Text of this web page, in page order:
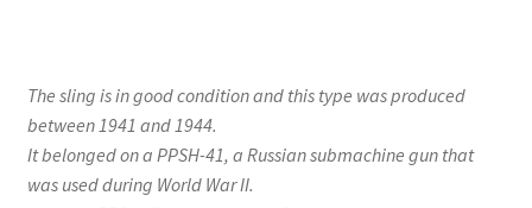
The sling is in good condition and this type was produced
between 1941 and 1944.
It belonged on a PPSH-41, a Russian submachine gun that
was used during World War II.